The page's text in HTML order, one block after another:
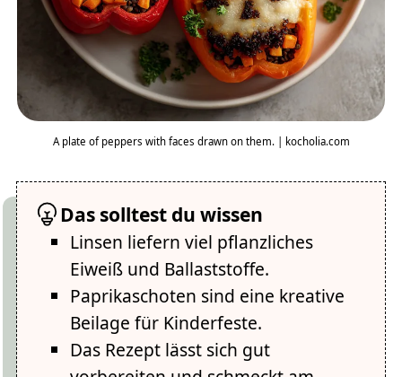
A plate of peppers with faces drawn on them. | kocholia.com
Das solltest du wissen
Linsen liefern viel pflanzliches
Eiweiß und Ballaststoffe.
Paprikaschoten sind eine kreative
Beilage für Kinderfeste.
Das Rezept lässt sich gut